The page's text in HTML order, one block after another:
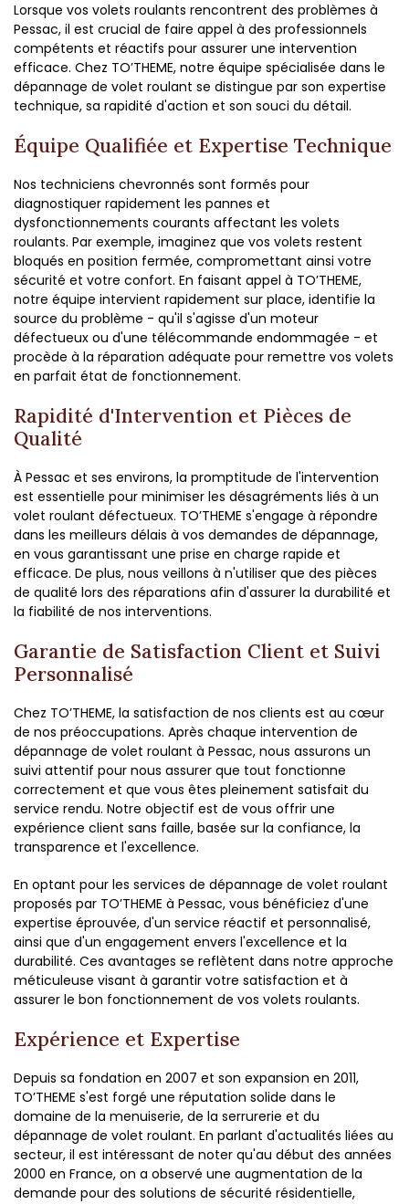
Lorsque vos volets roulants rencontrent des problèmes à
Pessac, il est crucial de faire appel à des professionnels
compétents et réactifs pour assurer une intervention
efficace. Chez TO’THEME, notre équipe spécialisée dans le
dépannage de volet roulant se distingue par son expertise
technique, sa rapidité d'action et son souci du détail.
Équipe Qualifiée et Expertise Technique
Nos techniciens chevronnés sont formés pour
diagnostiquer rapidement les pannes et
dysfonctionnements courants affectant les volets
roulants. Par exemple, imaginez que vos volets restent
bloqués en position fermée, compromettant ainsi votre
sécurité et votre confort. En faisant appel à TO’THEME,
notre équipe intervient rapidement sur place, identifie la
source du problème - qu'il s'agisse d'un moteur
défectueux ou d'une télécommande endommagée - et
procède à la réparation adéquate pour remettre vos volets
en parfait état de fonctionnement.
Rapidité d'Intervention et Pièces de
Qualité
À Pessac et ses environs, la promptitude de l'intervention
est essentielle pour minimiser les désagréments liés à un
volet roulant défectueux. TO’THEME s'engage à répondre
dans les meilleurs délais à vos demandes de dépannage,
en vous garantissant une prise en charge rapide et
efficace. De plus, nous veillons à n'utiliser que des pièces
de qualité lors des réparations afin d'assurer la durabilité et
la fiabilité de nos interventions.
Garantie de Satisfaction Client et Suivi
Personnalisé
Chez TO’THEME, la satisfaction de nos clients est au cœur
de nos préoccupations. Après chaque intervention de
dépannage de volet roulant à Pessac, nous assurons un
suivi attentif pour nous assurer que tout fonctionne
correctement et que vous êtes pleinement satisfait du
service rendu. Notre objectif est de vous offrir une
expérience client sans faille, basée sur la confiance, la
transparence et l'excellence.
En optant pour les services de dépannage de volet roulant
proposés par TO’THEME à Pessac, vous bénéficiez d'une
expertise éprouvée, d'un service réactif et personnalisé,
ainsi que d'un engagement envers l'excellence et la
durabilité. Ces avantages se reflètent dans notre approche
méticuleuse visant à garantir votre satisfaction et à
assurer le bon fonctionnement de vos volets roulants.
Expérience et Expertise
Depuis sa fondation en 2007 et son expansion en 2011,
TO’THEME s'est forgé une réputation solide dans le
domaine de la menuiserie, de la serrurerie et du
dépannage de volet roulant. En parlant d'actualités liées au
secteur, il est intéressant de noter qu'au début des années
2000 en France, on a observé une augmentation de la
demande pour des solutions de sécurité résidentielle,